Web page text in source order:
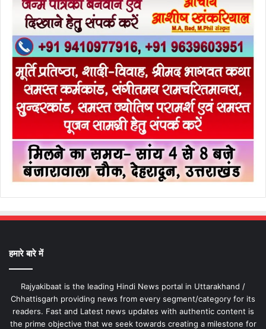
हमारे बारे में
Rajyakibaat is the leading Hindi News portal in Uttarakhand /
Chhattisgarh providing news from every segment/category for its
readers. Fast and Latest news updates with authentic content is
the prime objective that we seek towards creating a milestone for